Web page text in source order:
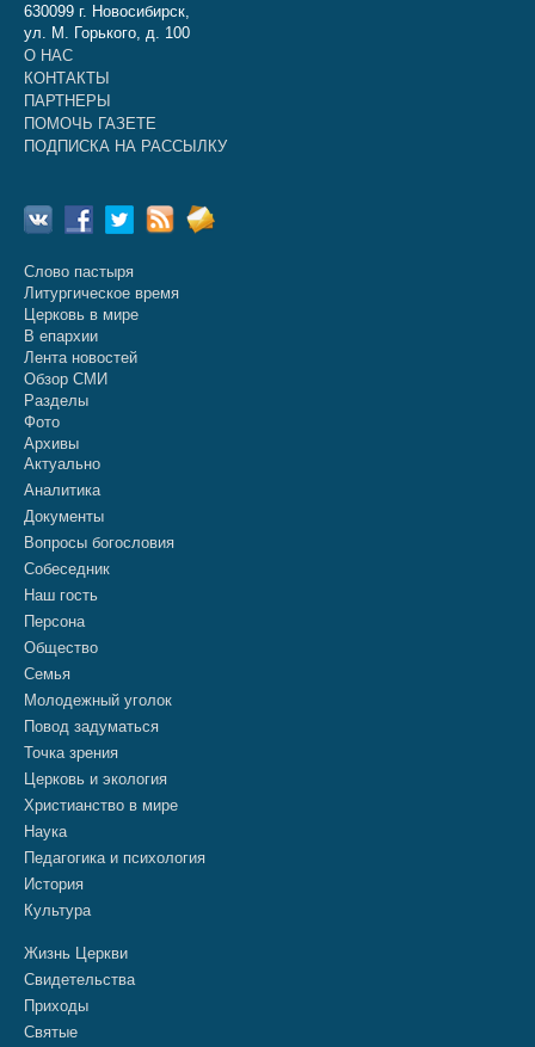
630099 г. Новосибирск,
ул. М. Горького, д. 100
О НАС
КОНТАКТЫ
ПАРТНЕРЫ
ПОМОЧЬ ГАЗЕТЕ
ПОДПИСКА НА РАССЫЛКУ
Слово пастыря
Литургическое время
Церковь в мире
В епархии
Лента новостей
Обзор СМИ
Разделы
Фото
Архивы
Актуально
Аналитика
Документы
Вопросы богословия
Собеседник
Наш гость
Персона
Общество
Семья
Молодежный уголок
Повод задуматься
Точка зрения
Церковь и экология
Христианство в мире
Наука
Педагогика и психология
История
Культура
Жизнь Церкви
Свидетельства
Приходы
Святые